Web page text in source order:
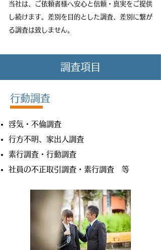
当社は、ご依頼者様へ安心と信頼・真実をご提供
し続けます。差別を目的とした調査、差別に繋が
る調査は致しません。
調査項目
​行動調査
浮気・不倫調査
行方不明、家出人調査
素行調査・行動調査
社員の不正取引調査・素行調査 等